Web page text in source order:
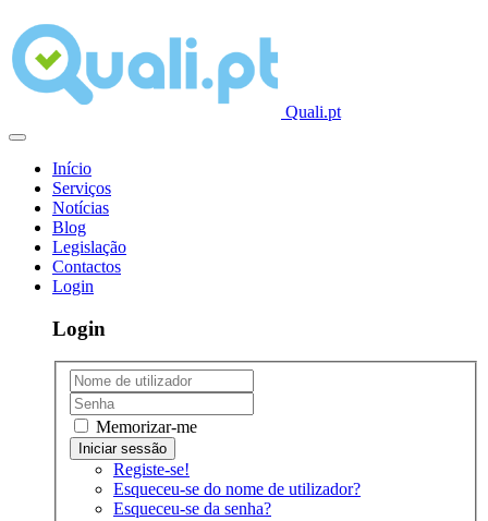
Quali.pt
Início
Serviços
Notícias
Blog
Legislação
Contactos
Login
Login
Memorizar-me
Registe-se!
Esqueceu-se do nome de utilizador?
Esqueceu-se da senha?